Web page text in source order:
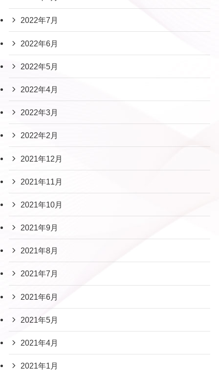
2022年7月
2022年6月
2022年5月
2022年4月
2022年3月
2022年2月
2021年12月
2021年11月
2021年10月
2021年9月
2021年8月
2021年7月
2021年6月
2021年5月
2021年4月
2021年1月